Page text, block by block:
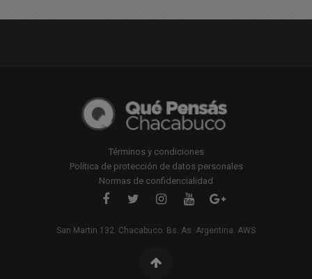
Términos y condiciones
Política de protección de datos personales
Normas de confidencialidad
San Martin 132. Chacabuco. Bs. As. Argentina. AWS